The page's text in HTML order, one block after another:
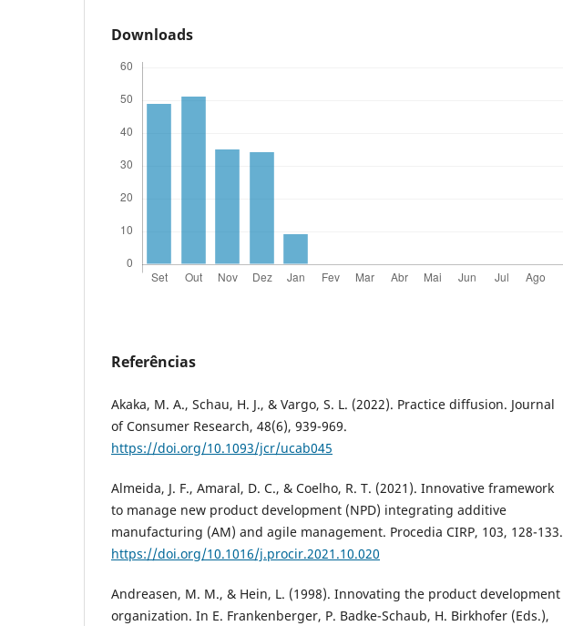
Downloads
Referências
Akaka, M. A., Schau, H. J., & Vargo, S. L. (2022). Practice diffusion. Journal
of Consumer Research, 48(6), 939-969.
https://doi.org/10.1093/jcr/ucab045
Almeida, J. F., Amaral, D. C., & Coelho, R. T. (2021). Innovative framework
to manage new product development (NPD) integrating additive
manufacturing (AM) and agile management. Procedia CIRP, 103, 128-133.
https://doi.org/10.1016/j.procir.2021.10.020
Andreasen, M. M., & Hein, L. (1998). Innovating the product development
organization. In E. Frankenberger, P. Badke-Schaub, H. Birkhofer (Eds.),